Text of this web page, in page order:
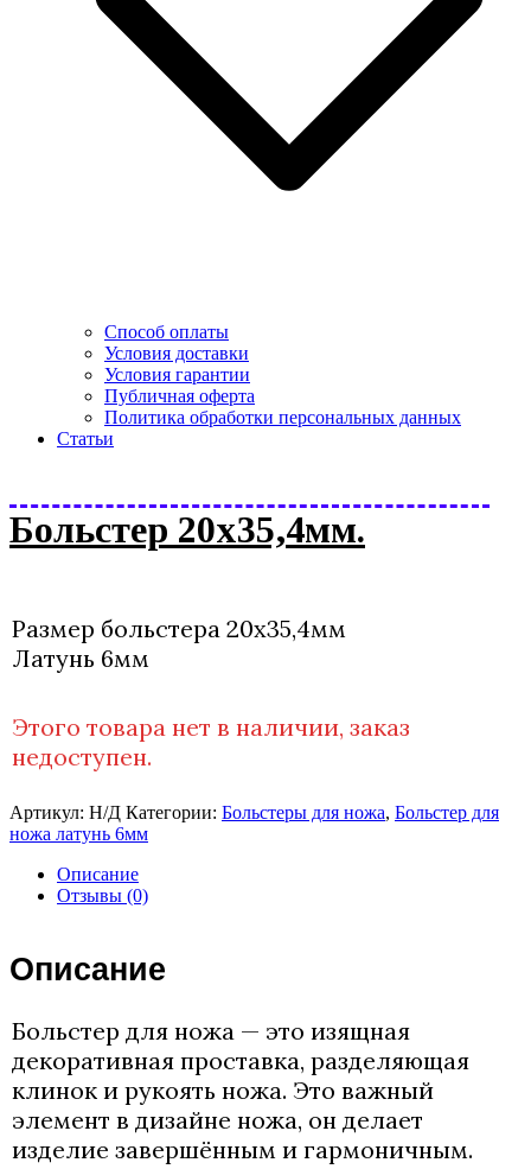
Способ оплаты
Условия доставки
Условия гарантии
Публичная оферта
Политика обработки персональных данных
Статьи
Больстер 20х35,4мм.
Размер больстера 20х35,4мм
Латунь 6мм
Этого товара нет в наличии, заказ
недоступен.
Артикул: Н/Д Категории: Больстеры для ножа, Больстер для
ножа латунь 6мм
Описание
Отзывы (0)
Описание
Больстер для ножа — это изящная
декоративная проставка, разделяющая
клинок и рукоять ножа. Это важный
элемент в дизайне ножа, он делает
изделие завершённым и гармоничным.